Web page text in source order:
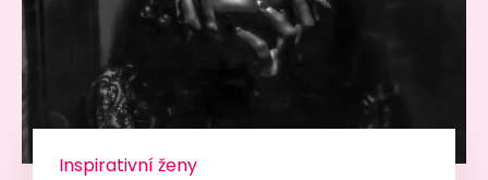
Inspirativní ženy